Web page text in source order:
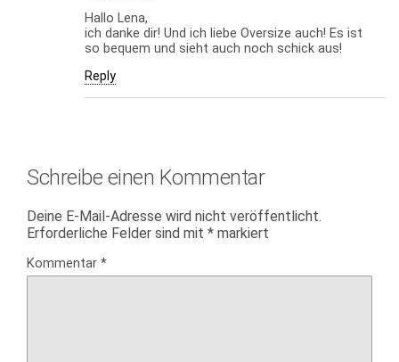
Hallo Lena,
ich danke dir! Und ich liebe Oversize auch! Es ist
so bequem und sieht auch noch schick aus!
Reply
Schreibe einen Kommentar
Deine E-Mail-Adresse wird nicht veröffentlicht.
Erforderliche Felder sind mit * markiert
Kommentar *